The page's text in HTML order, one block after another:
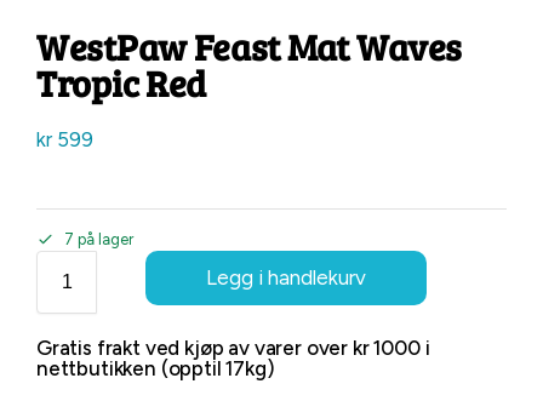
WestPaw Feast Mat Waves
Tropic Red
kr599
7 på lager
Legg i handlekurv
Gratis frakt ved kjøp av varer over kr 1000 i
nettbutikken (opptil 17kg)